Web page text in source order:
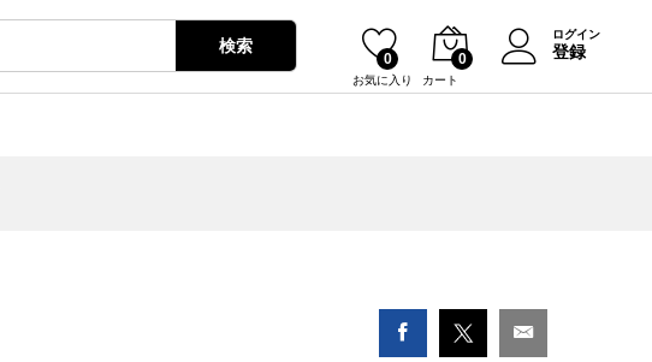
検索
お気に入り
0
カート
0
ログイン
登録
¥920 カートに入れる